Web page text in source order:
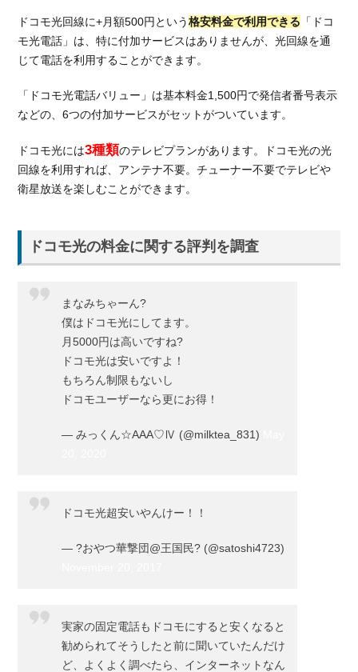
3.
ドコ
モ光
安で
契約
なら
GMO
とく
とく
3.1.
GMO
BBか
ら契
約す
るメ
リッ
つい
ク
3.1.2.
3.1.3.
高性能
ルータ
ドコモ光回線に+月額500円という格安料金で利用できる 「ドコ
モ光電話」は、特に付加サービスはありませんが、光回線を通
じて電話を利用することができます。
「ドコモ光電話バリュー」は基本料金1,500円で発信者番号表示
などの、6つの付加サービスがセットがついています。
ドコモ光には3種類のテレビプランがあります。ドコモ光の光
回線を利用すれば、アンテナ不要。チューナー不要でテレビや
衛星放送を楽しむことができます。
ドコモ光の料金に関する評判を調査
まなみちゃーん?
僕はドコモ光にしてます。
月5000円は高いですね?
ドコモ光は安いですよ！
もちろん制限もないし
ドコモユーザーなら更にお得！
— みっくん☆AAA♡Ⅳ (@milktea_831)
ドコモ光超安いやんけー！！
— ?おやつ華撃団@王国民? (@satoshi4723)
実家の固定電話もドコモにすると安くなると
勧められてそうしたと前に聞いていたんだけ
ど、よくよく調べたら、インターネットなん